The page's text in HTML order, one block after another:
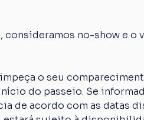
no-show e o
o seu
do passeio. Se
de acordo com as datas